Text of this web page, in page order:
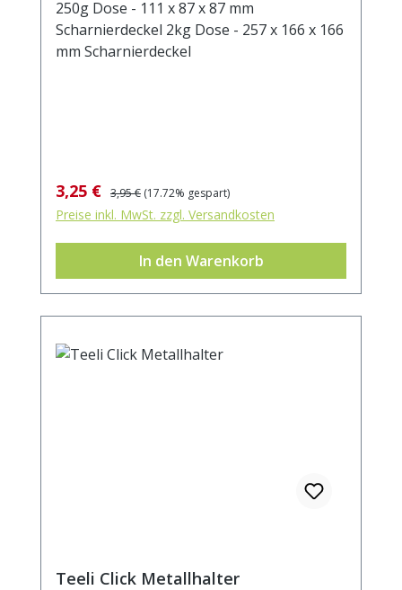
250g Dose - 111 x 87 x 87 mm
Scharnierdeckel 2kg Dose - 257 x 166 x 166
mm Scharnierdeckel
Verkaufspreis:
3,25 € Regulärer Preis:
3,95 € (17.72% gespart)
Preise inkl. MwSt. zzgl. Versandkosten
In den Warenkorb
Teeli Click Metallhalter